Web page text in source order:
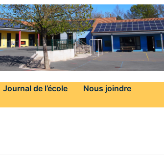
Journal de l’école
Nous joindre